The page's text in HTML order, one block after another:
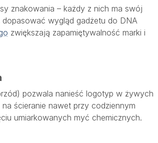
znakowania – każdy z nich ma swój
wygląd gadżetu do DNA
zwiększają zapamiętywalność marki i
pozwala nanieść logotyp w żywych
ścieranie nawet przy codziennym
umiarkowanych myć chemicznych.